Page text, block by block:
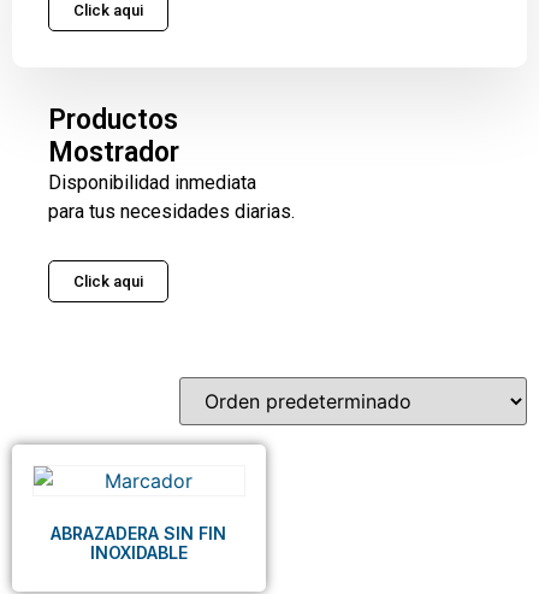
Click aqui
Productos
Mostrador
Disponibilidad inmediata
para tus necesidades diarias.
Click aqui
ABRAZADERA SIN FIN
INOXIDABLE